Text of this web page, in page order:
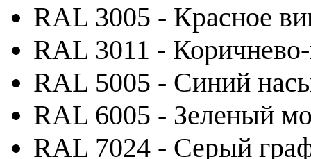
RAL 3005 - Красное
RAL 3011 -
RAL 5005 - Синий
RAL 6005 - Зеленый
RAL 7024 - Серый